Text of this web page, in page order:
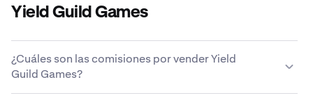
Yield Guild Games
¿Cuáles son las comisiones por vender Yield
Guild Games?